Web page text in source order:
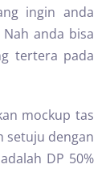
ingin anda
anda bisa
tertera pada
mockup tas
setuju dengan
DP 50%